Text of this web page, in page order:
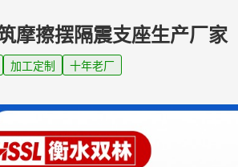
摩擦摆隔震支座生产厂家
加工定制 十年老厂